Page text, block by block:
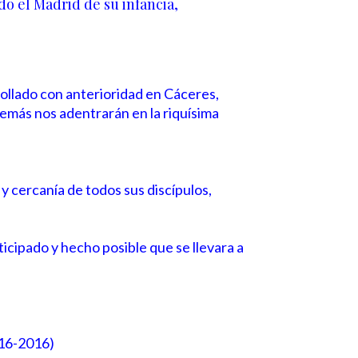
el Madrid de su infancia,
con anterioridad en Cáceres,
nos adentrarán en la riquísima
de todos sus discípulos,
y hecho posible que se llevara a
2016)